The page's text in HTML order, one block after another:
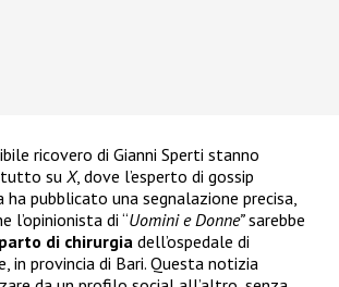
ricovero di Gianni Sperti stanno
su X, dove l’esperto di gossip
ha pubblicato una segnalazione precisa,
di “Uomini e Donne”sarebbe
di chirurgia dell’ospedale di
in provincia di Bari. Questa notizia